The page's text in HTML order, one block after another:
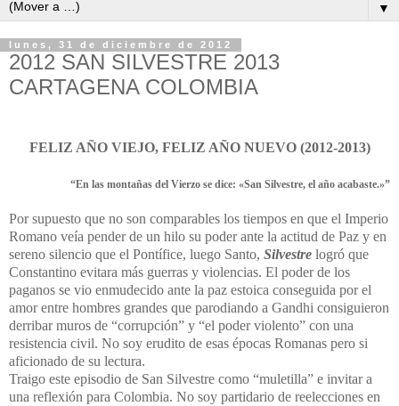
▼
lunes, 31 de diciembre de 2012
2012 SAN SILVESTRE 2013
CARTAGENA COLOMBIA
FELIZ AÑO VIEJO, FELIZ AÑO NUEVO (2012-2013)
“En las montañas del Vierzo se dice: «San Silvestre, el año acabaste.»”
Por supuesto que no son comparables los tiempos en que el Imperio
Romano veía pender de un hilo su poder ante la actitud de Paz y en
sereno silencio que el Pontífice, luego Santo, Silvestre logró que
Constantino evitara más guerras y violencias. El poder de los
paganos se vio enmudecido ante la paz estoica conseguida por el
amor entre hombres grandes que parodiando a Gandhi consiguieron
derribar muros de “corrupción” y “el poder violento” con una
resistencia civil. No soy erudito de esas épocas Romanas pero si
aficionado de su lectura.
Traigo este episodio de San Silvestre como “muletilla” e invitar a
una reflexión para Colombia. No soy partidario de reelecciones en